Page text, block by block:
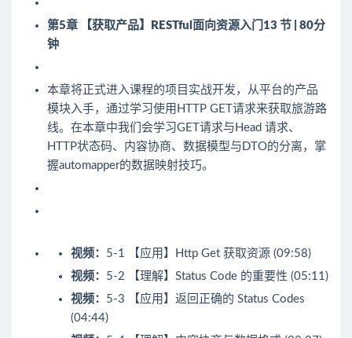
第5章 【获取产品】RESTful面向资源入门 13 节 | 80分
钟
本章将正式进入课程的项目实战开发，从平台的产品
模块入手，通过学习使用HTTP GET请求来获取旅游路
线。在本章中我们会学习GET请求与Head 请求、
HTTP状态码、内容协商、数据模型与DTO的分离，掌
握automapper的数据映射技巧。
视频： 5-1 【应用】Http Get 获取资源 (09:58)
视频： 5-2 【理解】Status Code 的重要性 (05:11)
视频： 5-3 【应用】返回正确的 Status Codes
(04:44)